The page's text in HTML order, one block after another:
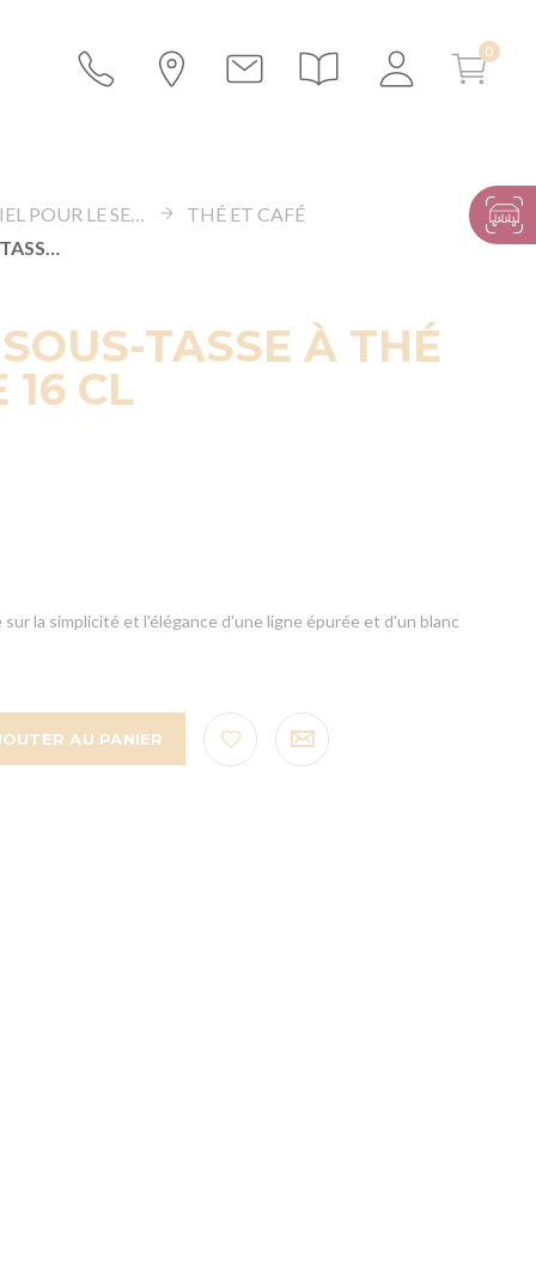
MATÉRIEL POUR LE SERVICE
THÉ ET CAFÉ
TASSE ET SOUS-TASSE À THÉ LAK DUNE 16 CL
TASSE À THÉ
16 CL
sur la simplicité et l'élégance d'une ligne épurée et d'un blanc
AU PANIER